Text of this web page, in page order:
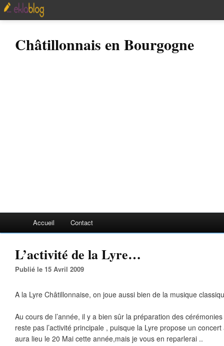
Châtillonnais en Bourgogne
Accueil Contact
L’activité de la Lyre…
Publié le 15 Avril 2009
A la Lyre Châtillonnaise, on joue aussi bien de la musique
Au cours de l’année, il y a bien sûr la préparation des
reste pas l’activité principale , puisque la Lyre propose un
aura lieu le 20 Mai cette année,mais je vous en reparlerai ..